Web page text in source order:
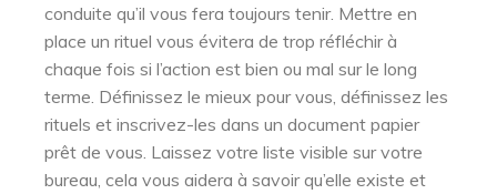
conduite qu’il vous fera toujours tenir. Mettre en
place un rituel vous évitera de trop réfléchir à
chaque fois si l’action est bien ou mal sur le long
terme. Définissez le mieux pour vous, définissez les
rituels et inscrivez-les dans un document papier
prêt de vous. Laissez votre liste visible sur votre
bureau, cela vous aidera à savoir qu’elle existe et